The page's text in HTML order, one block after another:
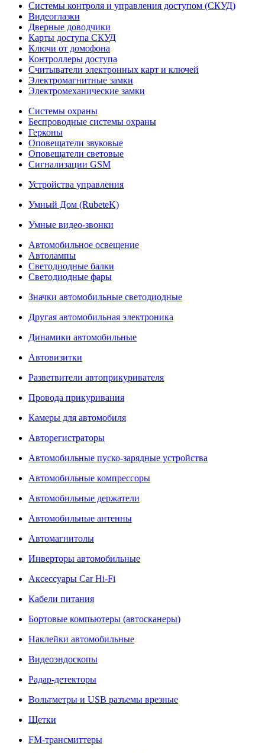
Системы контроля и управления доступом (СКУД)
Видеоглазки
Дверные доводчики
Карты доступа СКУД
Ключи от домофона
Контроллеры доступа
Считыватели электронных карт и ключей
Электромагнитные замки
Электромеханические замки
Системы охраны
Беспроводные системы охраны
Герконы
Оповещатели звуковые
Оповещатели световые
Сигнализации GSM
Устройства управления
Умный Дом (RubeteK)
Умные видео-звонки
Автомобильное освещение
Автолампы
Светодиодные балки
Светодиодные фары
Значки автомобильные светодиодные
Другая автомобильная электроника
Динамики автомобильные
Автовизитки
Разветвители автоприкуривателя
Провода прикуривания
Камеры для автомобиля
Авторегистраторы
Автомобильные пуско-зарядные устройства
Автомобильные компрессоры
Автомобильные держатели
Автомобильные антенны
Автомагнитолы
Инверторы автомобильные
Аксессуары Car Hi-Fi
Кабели питания
Бортовые компьютеры (автосканеры)
Наклейки автомобильные
Видеоэндоскопы
Радар-детекторы
Вольтметры и USB разъемы врезные
Щетки
FM-трансмиттеры